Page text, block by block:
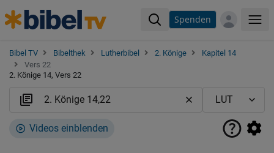
Spenden
Bibel TV Bibelthek Lutherbibel 2. Könige
Kapitel 14
Vers 22
2. Könige 14, Vers 22
Videos einblenden